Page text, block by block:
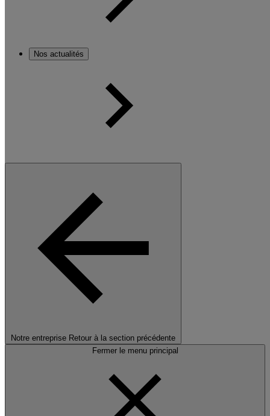
Nos actualités
Notre entreprise Retour à la section précédente
Fermer le menu principal